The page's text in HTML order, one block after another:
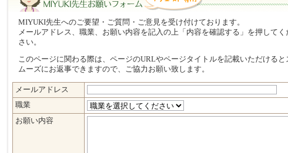
MIYUKI先生 お願いフォーム（リクエスト専用）
MIYUKI先生へのご要望・ご質問・ご意見を受け付けております。
メールアドレス、職業、お願い内容を記入の上「内容を確認する」を押してく
さい。
このページに関わる際は、ページのURLやページタイトルを記載いただけると
ムーズにお返事できますので、ご協力お願い致します。
メールアドレス
職業
お願い内容